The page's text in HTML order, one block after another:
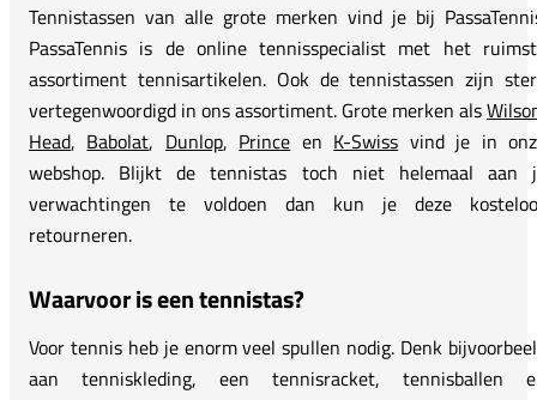
Tennistassen van alle grote merken vind je bij
PassaTennis is de online tennisspecialist met het
assortiment tennisartikelen. Ook de tennistassen zijn
vertegenwoordigd in ons assortiment. Grote merken als
Head, Babolat, Dunlop, Prince en K-Swiss vind je in
webshop. Blijkt de tennistas toch niet helemaal aan
verwachtingen te voldoen dan kun je deze
retourneren.
Waarvoor is een tennistas?
Voor tennis heb je enorm veel spullen nodig. Denk
aan tenniskleding, een tennisracket, tennisballen